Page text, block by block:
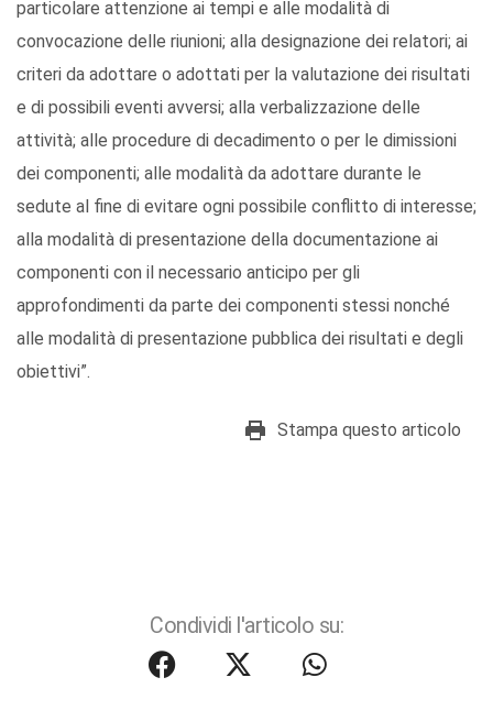
particolare attenzione ai tempi e alle modalità di
convocazione delle riunioni; alla designazione dei relatori; ai
criteri da adottare o adottati per la valutazione dei risultati
e di possibili eventi avversi; alla verbalizzazione delle
attività; alle procedure di decadimento o per le dimissioni
dei componenti; alle modalità da adottare durante le
sedute al fine di evitare ogni possibile conflitto di interesse;
alla modalità di presentazione della documentazione ai
componenti con il necessario anticipo per gli
approfondimenti da parte dei componenti stessi nonché
alle modalità di presentazione pubblica dei risultati e degli
obiettivi”.
Stampa questo articolo
Condividi l'articolo su: